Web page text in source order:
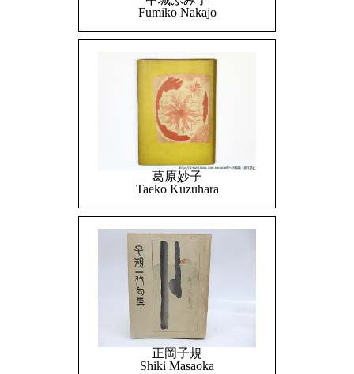
Fumiko Nakajo
葛原妙子
Taeko Kuzuhara
正岡子規
Shiki Masaoka